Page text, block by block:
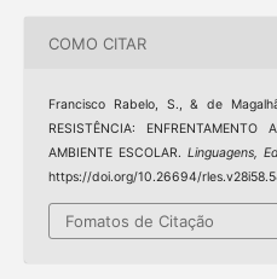
COMO CITAR
Francisco Rabelo, S., & de
RESISTÊNCIA:
AMBIENTE ESCOLAR. Linguagens,
https://doi.org/10.26694/
Fomatos de Citação